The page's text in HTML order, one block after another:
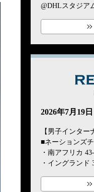
@DHLスタジア
2026年7月19日
【男子インター
■ネーションズ
・南アフリカ
・イングランド